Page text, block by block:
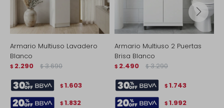
Armario Multiuso Lavadero
Blanco
$ 2.290 $ 3.690
$ 1.603
$ 1.832
Armario Multiuso 2 Puertas
Brisa Blanco
$ 2.490 $ 3.290
$ 1.743
$ 1.992